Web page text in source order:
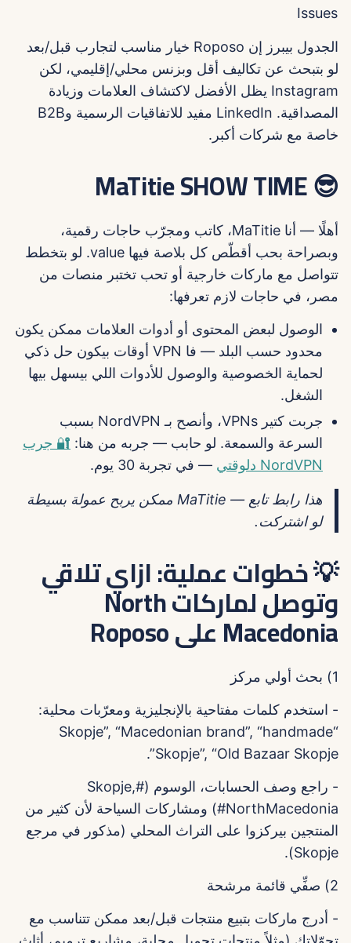
Issues
الجدول بيبرز إن Roposo خيار مناسب لتجارب قبل/بعد
لو بتبحث عن تكاليف أقل وبزنس محلي/إقليمي، لكن
Instagram يظل الأفضل لاكتشاف العلامات وزيادة
المصداقية. LinkedIn مفيد للاتفاقيات الرسمية وB2B
خاصة مع شركات أكبر.
😎 MaTitie SHOW TIME
أهلًا — أنا MaTitie، كاتب ومجرّب حاجات رقمية،
وبصراحة بحب أقطّص كل بلاصة فيها value. لو بتخطط
تتواصل مع ماركات خارجية أو تحب تختبر منصات من
مصر، في حاجات لازم تعرفها:
الوصول لبعض المحتوى أو أدوات العلامات ممكن يكون
محدود حسب البلد — فا VPN أوقات بيكون حل ذكي
لحماية الخصوصية والوصول للأدوات اللي بيسهل بيها
الشغل.
جربت كتير VPNs، وأنصح بـ NordVPN بسبب
السرعة والسمعة. لو حابب — جربه من هنا: 🔐 جرب
NordVPN دلوقتي
— في تجربة 30 يوم.
هذا رابط تابع — MaTitie ممكن يربح عمولة بسيطة
لو اشتركت.
💡 خطوات عملية: ازاي تلاقي
وتوصل لماركات North
Macedonia على Roposo
1) بحث أولي مركز
- استخدم كلمات مفتاحية بالإنجليزية ومعرّبات محلية:
“Skopje”, “Macedonian brand”, “handmade
Skopje”, “Old Bazaar Skopje”.
- راجع وصف الحسابات، الوسوم (#Skopje,
#NorthMacedonia) ومشاركات السياحة لأن كثير من
المنتجين بيركزوا على التراث المحلي (مذكور في مرجع
Skopje).
2) صفِّي قائمة مرشحة
- أدرج ماركات بتبيع منتجات قبل/بعد ممكن تتناسب مع